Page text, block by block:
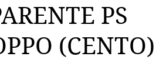
PS
(CENTO)